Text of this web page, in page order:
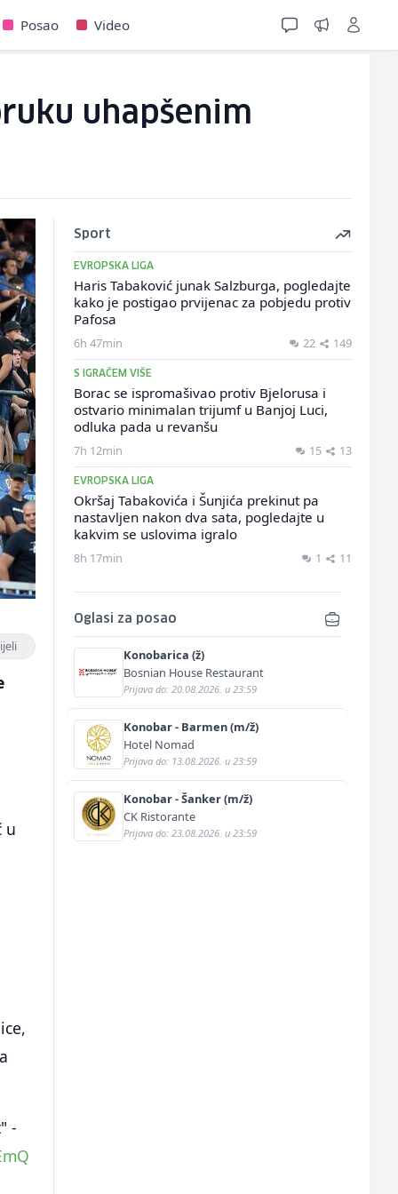
Posao Video
uhapšenim
u
-
Sport
EVROPSKA LIGA
Haris Tabaković junak Salzburga, pogledajte
kako je postigao prvijenac za pobjedu protiv
Pafosa
6h 47min 22 149
S IGRAČEM VIŠE
Borac se ispromašivao protiv Bjelorusa i
ostvario minimalan trijumf u Banjoj Luci,
odluka pada u revanšu
7h 12min 15 13
EVROPSKA LIGA
Okršaj Tabakovića i Šunjića prekinut pa
nastavljen nakon dva sata, pogledajte u
kakvim se uslovima igralo
8h 17min 1 11
Oglasi za posao
Konobarica (ž)
Bosnian House Restaurant
Prijava do: 20.08.2026. u 23:59
Konobar - Barmen (m/ž)
Hotel Nomad
Prijava do: 13.08.2026. u 23:59
Konobar - Šanker (m/ž)
CK Ristorante
Prijava do: 23.08.2026. u 23:59